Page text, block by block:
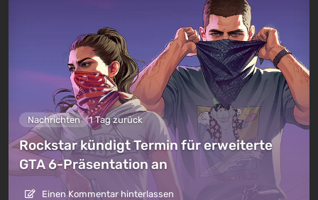
Nachrichten 1 Tag zurück
Rockstar kündigt Termin für erweiterte
GTA 6-Präsentation an
Einen Kommentar hinterlassen